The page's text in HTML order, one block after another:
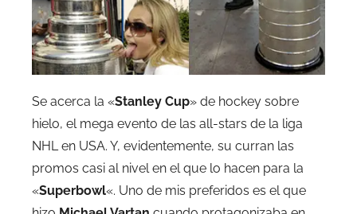
Se acerca la «Stanley Cup» de hockey sobre
hielo, el mega evento de las all-stars de la liga
NHL en USA. Y, evidentemente, su curran las
promos casi al nivel en el que lo hacen para la
«Superbowl«. Uno de mis preferidos es el que